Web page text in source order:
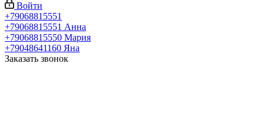
Войти
+79068815551
+79068815551 Анна
+79068815550 Мария
+79048641160 Яна
Заказать звонок